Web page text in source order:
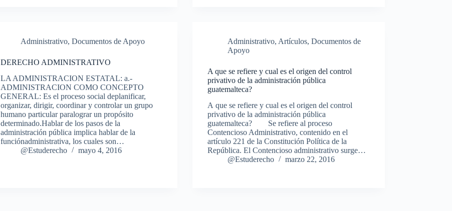
Administrativo,Documentos de Apoyo
DERECHO ADMINISTRATIVO
LA ADMINISTRACION ESTATAL: a.-
ADMINISTRACION COMO CONCEPTO
GENERAL: Es el proceso social deplanificar,
organizar, dirigir, coordinar y controlar un grupo
humano particular paralograr un propósito
determinado.Hablar de los pasos de la
administración pública implica hablar de la
funciónadministrativa, los cuales son…
@Estuderecho
mayo 4, 2016
Administrativo, Artículos,Documentos de
Apoyo
A que se refiere y cual es el origen del control
privativo de la administración pública
guatemalteca?
A que se refiere y cual es el origen del control
privativo de la administración pública
guatemalteca? Se refiere al proceso
Contencioso Administrativo, contenido en el
artículo 221 de la Constitución Política de la
República. El Contencioso administrativo surge…
@Estuderecho
marzo 22, 2016